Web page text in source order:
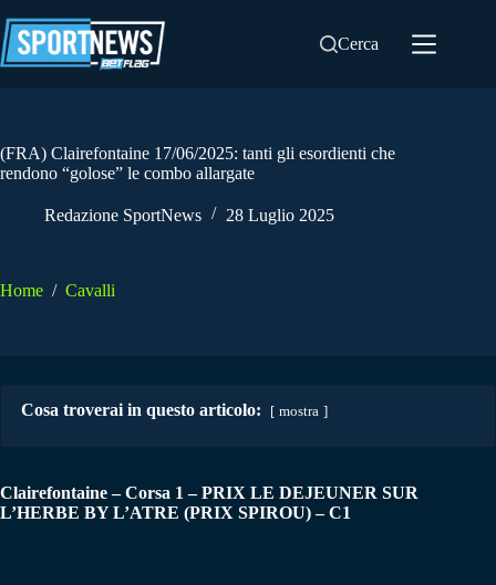
al
contenuto
Cerca
(FRA) Clairefontaine 17/06/2025: tanti gli esordienti che
rendono “golose” le combo allargate
Redazione SportNews 28 Luglio 2025
Home / Cavalli
Cosa troverai in questo articolo: mostra
Clairefontaine – Corsa 1 – PRIX LE DEJEUNER SUR
L’HERBE BY L’ATRE (PRIX SPIROU) – C1